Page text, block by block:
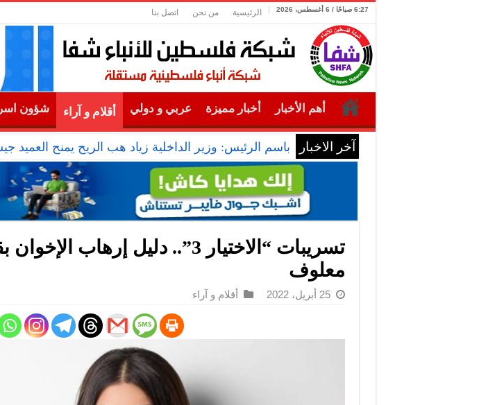
6:27 صباحًا / 6 أغسطس، 2026 الرئيسية من نحن اتصل بنا
أهم الأخبار أخبار مميزة عربي و دولي أقلام و آراء شؤون
آخر الاخبار باسم الرئيس: وزير الداخلية زياد هب الريح يمنح العميد
تسريبات “الاختيار 3”.. دليل إرهاب
معلوف
25 أبريل، 2022 أقلام و آراء